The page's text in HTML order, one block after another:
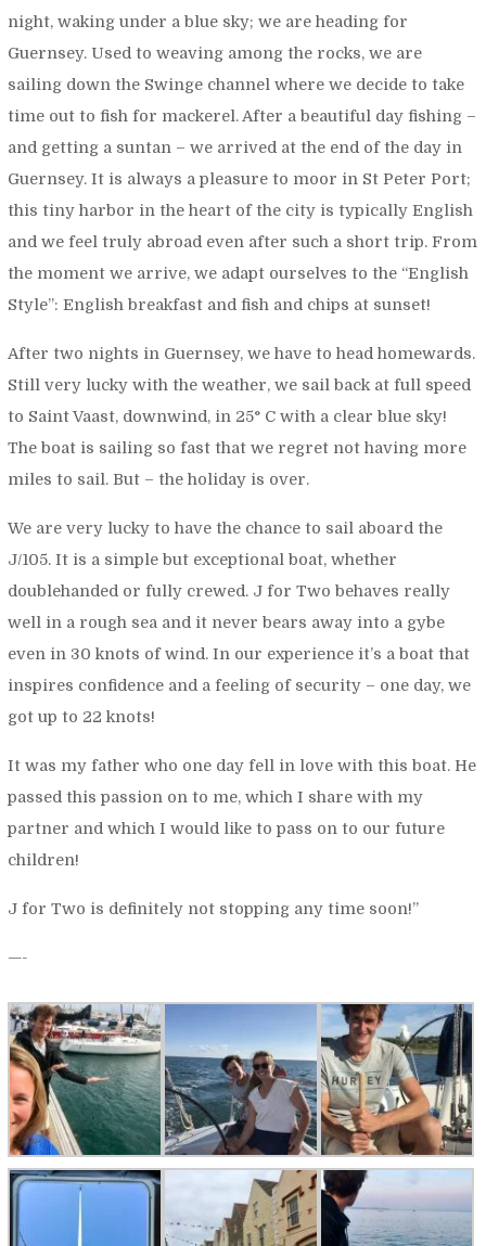
night, waking under a blue sky; we are heading for
Guernsey. Used to weaving among the rocks, we are
sailing down the Swinge channel where we decide to take
time out to fish for mackerel. After a beautiful day fishing –
and getting a suntan – we arrived at the end of the day in
Guernsey. It is always a pleasure to moor in St Peter Port;
this tiny harbor in the heart of the city is typically English
and we feel truly abroad even after such a short trip. From
the moment we arrive, we adapt ourselves to the “English
Style”: English breakfast and fish and chips at sunset!
After two nights in Guernsey, we have to head homewards.
Still very lucky with the weather, we sail back at full speed
to Saint Vaast, downwind, in 25° C with a clear blue sky!
The boat is sailing so fast that we regret not having more
miles to sail. But – the holiday is over.
We are very lucky to have the chance to sail aboard the
J/105. It is a simple but exceptional boat, whether
doublehanded or fully crewed.J for Two behaves really
well in a rough sea and it never bears away into a gybe
even in 30 knots of wind. In our experience it’s a boat that
inspires confidence and a feeling of security – one day, we
got up to 22 knots!
It was my father who one day fell in love with this boat. He
passed this passion on to me, which I share with my
partner and which I would like to pass on to our future
children!
J for Two is definitely not stopping any time soon!”
—-